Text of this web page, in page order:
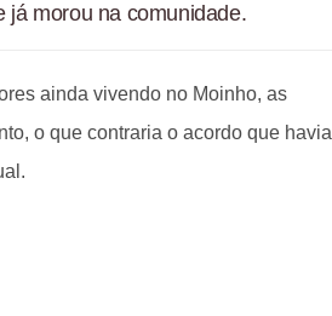
já morou na comunidade.
ainda vivendo no Moinho, as
o que contraria o acordo que havia